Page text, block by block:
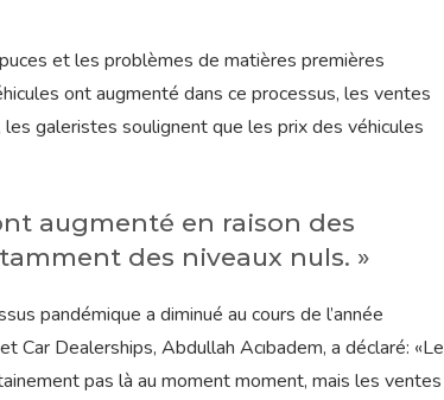
et les problèmes de matières premières
ont augmenté dans ce processus, les ventes
les galeristes soulignent que les prix des véhicules
augmenté en raison des
des niveaux nuls. »
pandémique a diminué au cours de l’année
Car Dealerships, Abdullah Acıbadem, a déclaré: «Le
pas là au moment moment, mais les ventes